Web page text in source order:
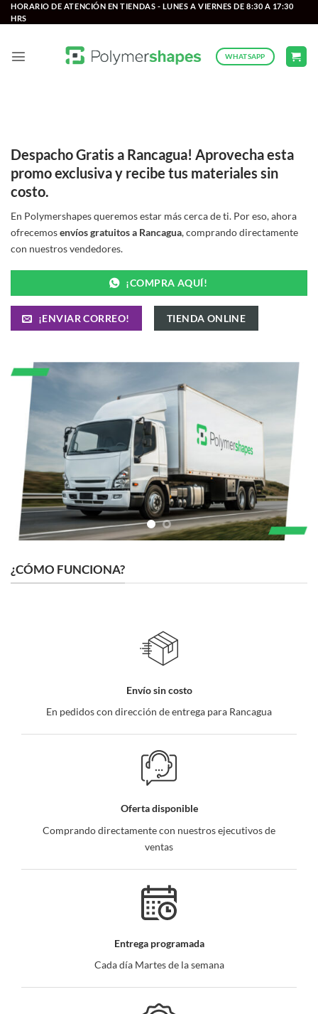
Saltar
al
HORARIO DE ATENCIÓN EN TIENDAS - LUNES A VIERNES DE 8:30 A 17:30
HRS
WHATSAPP
Despacho Gratis a Rancagua! Aprovecha esta
promo exclusiva y recibe tus materiales sin
costo.
En Polymershapes queremos estar más cerca de ti. Por eso, ahora
ofrecemosenvíos gratuitos a Rancagua, comprando directamente
con nuestros vendedores.
¡COMPRA AQUÍ!
¡ENVIAR CORREO! TIENDA ONLINE
¿CÓMO FUNCIONA?
Envío sin costo
En pedidos con dirección de entrega para Rancagua
Oferta disponible
Comprando directamente con nuestros ejecutivos de
ventas
Entrega programada
Cada día Martes de la semana